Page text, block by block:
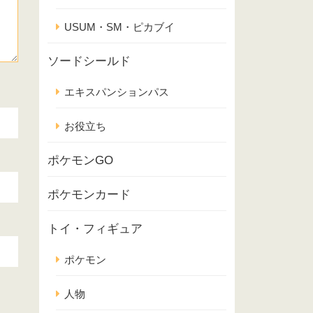
USUM・SM・ピカブイ
ソードシールド
エキスパンションパス
お役立ち
ポケモンGO
ポケモンカード
トイ・フィギュア
ポケモン
人物